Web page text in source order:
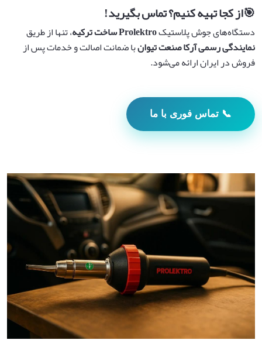
🎯از کجا تهیه کنیم؟ تماس بگیرید!
دستگاه‌های جوش پلاستیکProlektro ساخت ترکیه
، تنها از طریق
نمایندگی رسمی آرکا صنعت تیوانبا ضمانت اصالت و خدمات پس از
فروش در ایران ارائه می‌شود.
📞 تماس فوری با ما